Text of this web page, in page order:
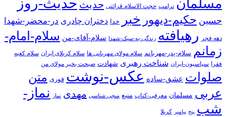
مسلمان ترامپ حجت الاسلام قرائتی حدیث حدیث-روز
حسین حکیم-دیهور خبر خدا دختران چادری در-محضر-شهدا
دهه فجر رهیافته زندگی-به-سبک-شهدا سلام-آقای-من سلام-امام-
زمانم سلام-پدر-مهربانم سلام مولای مهربانی ها سلام کربلای ایران سلام کعبه
فقرا سیاسیون-ایران شناخت رهبری شهادت صبحت بخیر مولای من
صلوات عشق-ساده عکس-نوشت فوری متن
عربی مسلمان معرفی-کتاب منبع منجی شناسی مهدی نماز
نماز-
شب پنج پیامبر کربلا